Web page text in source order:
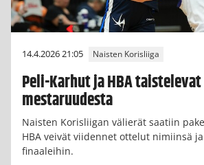
14.4.2026 21:05 Naisten Korisliiga
Peli-Karhut ja HBA
mestaruudesta
Naisten Korisliigan välierät saatiin
HBA veivät viidennet ottelut nimiinsä
finaaleihin.